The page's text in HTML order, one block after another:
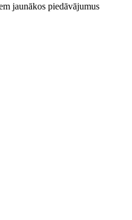
jaunākos piedāvājumus